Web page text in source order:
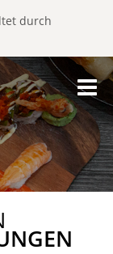
durch